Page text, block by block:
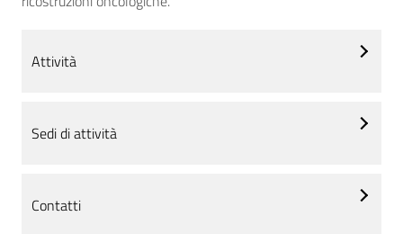
Attività
Sedi di attività
Contatti